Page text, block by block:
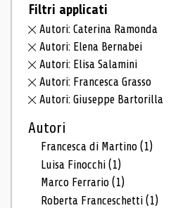
Filtri applicati
Autori: Caterina Ramonda
Autori: Elena Bernabei
Autori: Elisa Salamini
Autori: Francesca Grasso
Autori: Giuseppe Bartorilla
Autori
Francesca di Martino(1)
Luisa Finocchi(1)
Marco Ferrario(1)
Roberta Franceschetti(1)